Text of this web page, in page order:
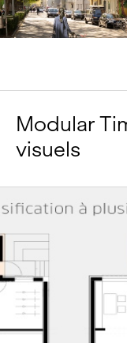
Modular
visuels